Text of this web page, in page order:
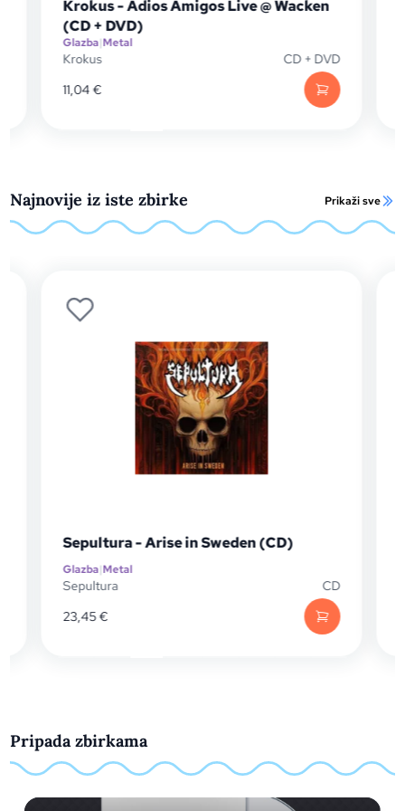
Krokus - Adios Amigos Live @ Wacken
(CD + DVD)
Glazba|Metal
Krokus
CD + DVD
11,04€
Najnovije iz iste zbirke Prikaži sve
Sepultura - Arise in Sweden (CD)
Glazba|Metal
Sepultura
23,45€
Pripada zbirkama